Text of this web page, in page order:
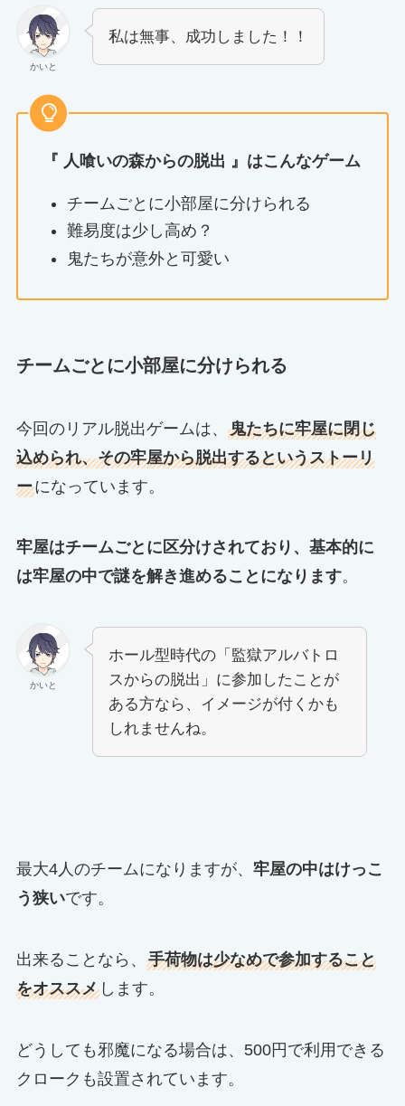
かいと
私は無事、成功しました！！
『 人喰いの森からの脱出 』はこんなゲーム
チームごとに小部屋に分けられる
難易度は少し高め？
鬼たちが意外と可愛い
チームごとに小部屋に分けられる
今回のリアル脱出ゲームは、 鬼たちに牢屋に閉じ
込められ、その牢屋から脱出するというストーリ
ーになっています。
牢屋はチームごとに区分けされており、基本的に
は牢屋の中で謎を解き進めることになります。
かいと
ホール型時代の「監獄アルバトロ
スからの脱出」に参加したことが
ある方なら、イメージが付くかも
しれませんね。
最大4人のチームになりますが、 牢屋の中はけっこ
う狭いです。
出来ることなら、 手荷物は少なめで参加すること
をオススメします。
どうしても邪魔になる場合は、500円で利用できる
クロークも設置されています。